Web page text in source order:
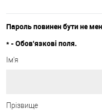
Пароль повинен бути не
* - Обов'язкові поля.
Ім'я
Прізвище